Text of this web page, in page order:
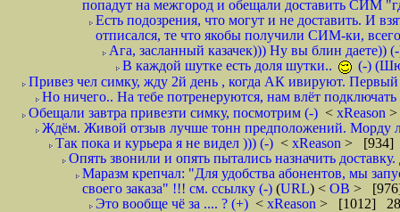
попадут на межгород и обещали доставить СИМ
Есть подозрения, что могут и не доставить. И
отписался, те что якобы получили СИМ-ки,
Ага, засланный казачек))) Ну вы блин даете))
В каждой шутке есть доля шутки..
(-)
Привез чел симку, жду 2й день , когда АК ивируют. Первый
Но ничего.. На тебе потренеруются, нам влёт подключать
Обещали завтра привезти симку, посмотрим (-) < xReason
Ждём. Живой отзыв лучше тонн предположений. Морду
Так пока и курьера я не видел ))) (-) < xReason > [934]
Опять звонили и опять пытались назначить
Маразм крепчал: "Для удобства абонентов, мы
своего заказа" !!! см. ссылку (-) (URL) < ОВ >
Это вообще чё за .... ? (+) < xReason > [1012]